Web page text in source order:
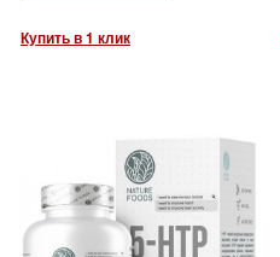
Купить в 1 клик